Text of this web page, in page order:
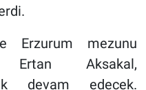
Erzurum mezunu
Ertan Aksakal,
devam edecek.